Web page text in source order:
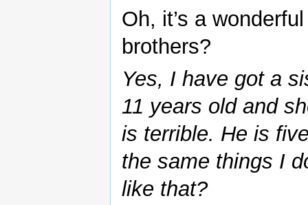
Oh, it’s a
brothers?
Yes, I have got a
11 years old and
is terrible. He is
the same things I
like that?